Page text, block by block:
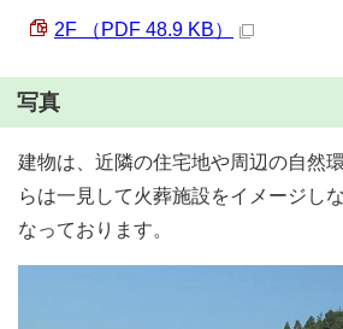
2F （PDF 48.9 KB）
写真
建物は、近隣の住宅地や周辺の自然
らは一見して火葬施設をイメージし
なっております。